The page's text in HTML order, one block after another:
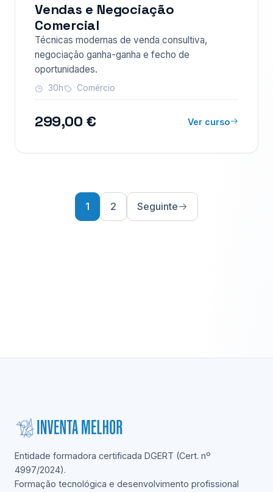
Vendas e Negociação
Comercial
Técnicas modernas de venda consultiva,
negociação ganha-ganha e fecho de
oportunidades.
30h Comércio
299,00 € Ver curso
1 2 Seguinte
Entidade formadora certificada DGERT (Cert. nº
4997/2024).
Formação tecnológica e desenvolvimento profissional